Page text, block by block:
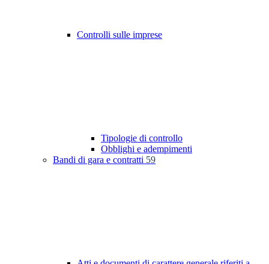
Controlli sulle imprese
Tipologie di controllo
Obblighi e adempimenti
Bandi di gara e contratti 59